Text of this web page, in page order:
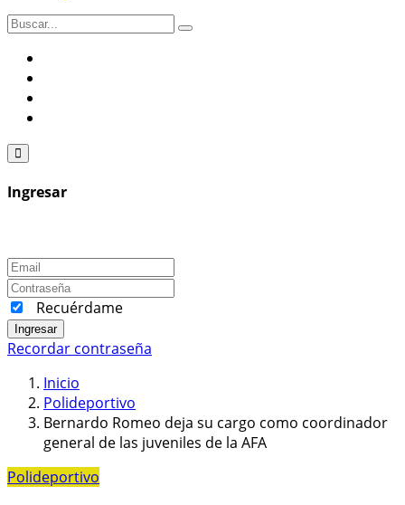
Ingresar
Recuérdame
Ingresar
Recordar contraseña
Inicio
Polideportivo
Bernardo Romeo deja su cargo como coordinador
general de las juveniles de la AFA
Polideportivo